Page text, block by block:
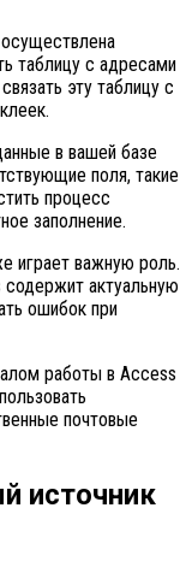
таблицу с адресами
эту таблицу с
в вашей базе
поля, такие
процесс
заполнение.
играет важную роль.
актуальную
ошибок при
работы в Access
почтовые
источник